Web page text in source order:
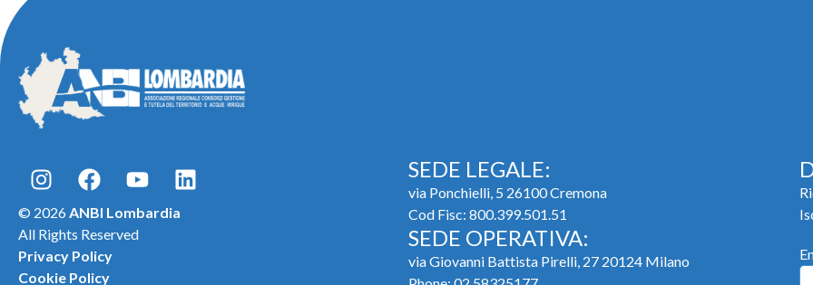
© 2026ANBI Lombardia
All Rights Reserved
Privacy Policy
Cookie Policy
SEDE LEGALE:
via Ponchielli, 5 26100 Cremona
Cod Fisc: 800.399.501.51
SEDE OPERATIVA:
via Giovanni Battista Pirelli, 27 20124 Milano